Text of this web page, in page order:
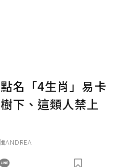
確認送出
0點；前往 購買點數
名「4生肖」易卡
下、這類人禁上
ANDREA